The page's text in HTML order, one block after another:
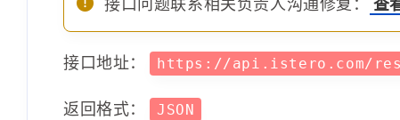
接口问题联系相关负责人沟通修复： 查
接口地址： https://api.istero.com/
返回格式： JSON